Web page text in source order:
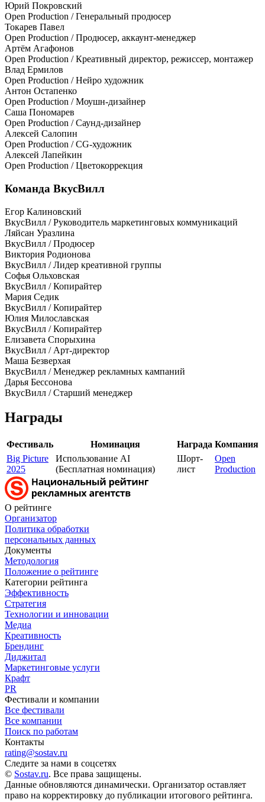
Юрий Покровский
Open Production / Генеральный продюсер
Токарев Павел
Open Production / Продюсер, аккаунт-менеджер
Артём Агафонов
Open Production / Креативный директор, режиссер, монтажер
Влад Ермилов
Open Production / Нейро художник
Антон Остапенко
Open Production / Моушн-дизайнер
Саша Пономарев
Open Production / Саунд-дизайнер
Алексей Салопин
Open Production / CG-художник
Алексей Лапейкин
Open Production / Цветокоррекция
Команда ВкусВилл
Егор Калиновский
ВкусВилл / Руководитель маркетинговых коммуникаций
Ляйсан Уразлина
ВкусВилл / Продюсер
Виктория Родионова
ВкусВилл / Лидер креативной группы
Софья Ольховская
ВкусВилл / Копирайтер
Мария Седик
ВкусВилл / Копирайтер
Юлия Милославская
ВкусВилл / Копирайтер
Елизавета Спорыхина
ВкусВилл / Арт-директор
Маша Безверхая
ВкусВилл / Менеджер рекламных кампаний
Дарья Бессонова
ВкусВилл / Старший менеджер
Награды
Фестиваль Номинация Награда Компания
Big Picture
2025
Использование AI
(Бесплатная номинация)
Шорт-
лист
Open
Production
О рейтинге
Организатор
Политика обработки
персональных данных
Документы
Методология
Положение о рейтинге
Категории рейтинга
Эффективность
Стратегия
Технологии и инновации
Медиа
Креативность
Брендинг
Диджитал
Маркетинговые услуги
Крафт
PR
Фестивали и компании
Все фестивали
Все компании
Поиск по работам
Контакты
rating@sostav.ru
Следите за нами в соцсетях
© Sostav.ru. Все права защищены.
Данные обновляются динамически. Организатор оставляет
право на корректировку до публикации итогового рейтинга.